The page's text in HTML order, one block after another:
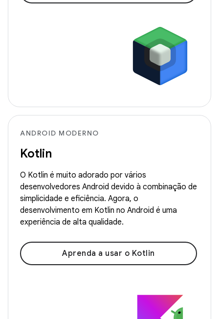
ANDROID MODERNO
Kotlin
O Kotlin é muito adorado por vários
desenvolvedores Android devido à combinação de
simplicidade e eficiência. Agora, o
desenvolvimento em Kotlin no Android é uma
experiência de alta qualidade.
Aprenda a usar o Kotlin